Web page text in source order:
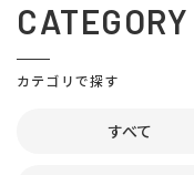
CATEGORY
カテゴリで探す
すべて